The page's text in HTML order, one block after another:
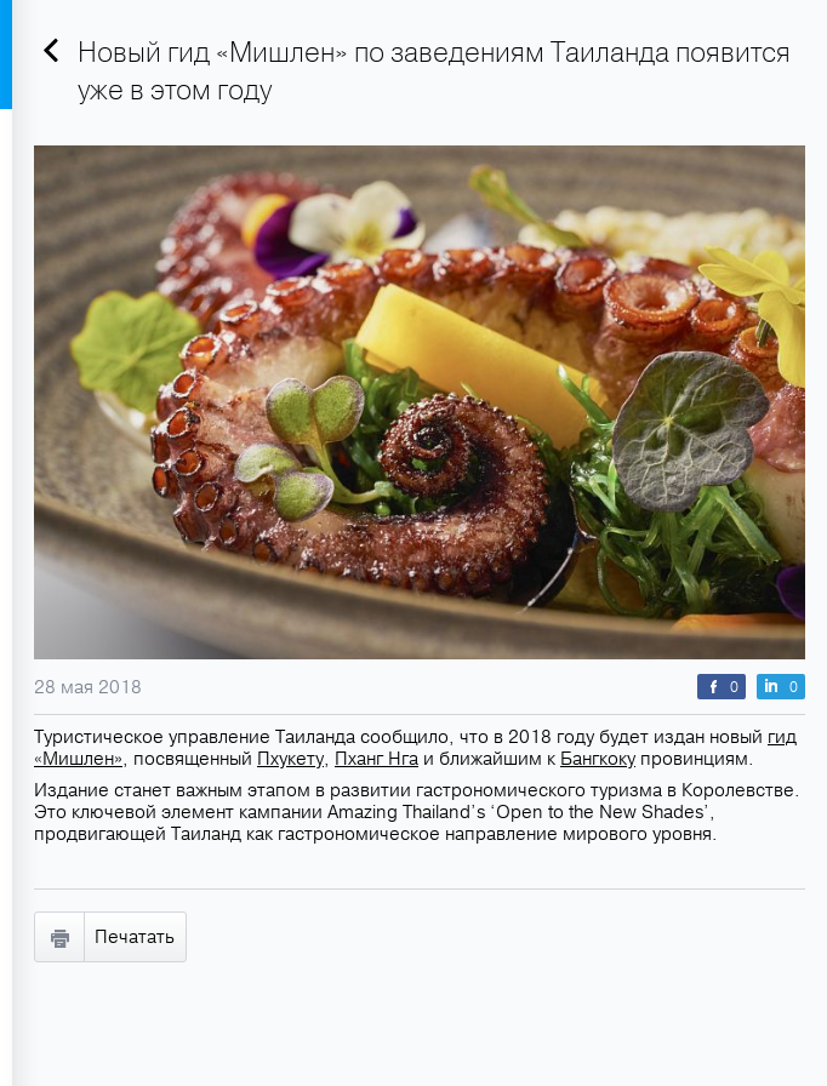
Новый гид «Мишлен» по заведениям Таиланда появится
уже в этом году
28 мая 2018 0 0
Туристическое управление Таиланда сообщило, что в 2018 году будет издан новый гид
«Мишлен», посвященный Пхукету, Пханг Нга и ближайшим к Бангкоку провинциям.
Издание станет важным этапом в развитии гастрономического туризма в Королевстве.
Это ключевой элемент кампании Amazing Thailand’s ‘Open to the New Shades’,
продвигающей Таиланд как гастрономическое направление мирового уровня.
Печатать